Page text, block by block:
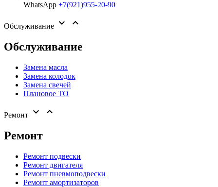
WhatsApp +7(921)955-20-90
Обслуживание  
Обслуживание
Замена масла
Замена колодок
Замена свечей
Плановое ТО
Ремонт  
Ремонт
Ремонт подвески
Ремонт двигателя
Ремонт пневмоподвески
Ремонт амортизаторов